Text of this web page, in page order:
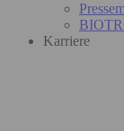
Karriere